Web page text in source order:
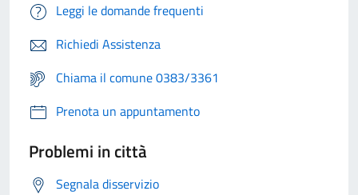
Leggi le domande frequenti
Richiedi Assistenza
Chiama il comune 0383/3361
Prenota un appuntamento
Problemi in città
Segnala disservizio